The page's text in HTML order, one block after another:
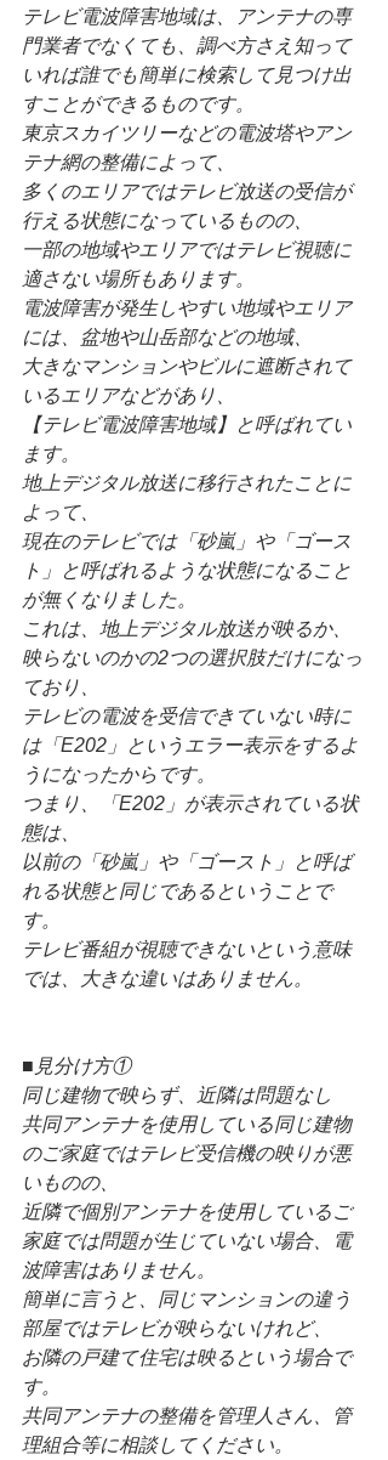
テレビ電波障害地域は、アンテナの専
門業者でなくても、調べ方さえ知って
いれば誰でも簡単に検索して見つけ出
すことができるものです。
東京スカイツリーなどの電波塔やアン
テナ網の整備によって、
多くのエリアではテレビ放送の受信が
行える状態になっているものの、
一部の地域やエリアではテレビ視聴に
適さない場所もあります。
電波障害が発生しやすい地域やエリア
には、盆地や山岳部などの地域、
大きなマンションやビルに遮断されて
いるエリアなどがあり、
【テレビ電波障害地域】と呼ばれてい
ます。
地上デジタル放送に移行されたことに
よって、
現在のテレビでは「砂嵐」や「ゴース
ト」と呼ばれるような状態になること
が無くなりました。
これは、地上デジタル放送が映るか、
映らないのかの2つの選択肢だけになっ
ており、
テレビの電波を受信できていない時に
は「E202」というエラー表示をするよ
うになったからです。
つまり、「E202」が表示されている状
態は、
以前の「砂嵐」や「ゴースト」と呼ば
れる状態と同じであるということで
す。
テレビ番組が視聴できないという意味
では、大きな違いはありません。
■見分け方①
同じ建物で映らず、近隣は問題なし
共同アンテナを使用している同じ建物
のご家庭ではテレビ受信機の映りが悪
いものの、
近隣で個別アンテナを使用しているご
家庭では問題が生じていない場合、電
波障害はありません。
簡単に言うと、同じマンションの違う
部屋ではテレビが映らないけれど、
お隣の戸建て住宅は映るという場合で
す。
共同アンテナの整備を管理人さん、管
理組合等に相談してください。